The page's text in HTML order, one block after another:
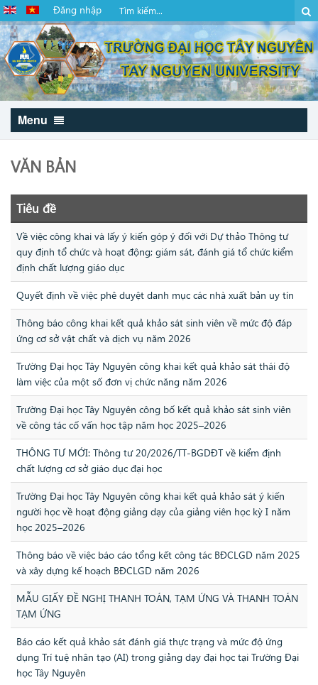
Đăng nhập
Menu
VĂN BẢN
Tiêu đề
Về việc công khai và lấy ý kiến góp ý đối với Dự thảo Thông tư
quy định tổ chức và hoạt động; giám sát, đánh giá tổ chức kiểm
định chất lượng giáo dục
Quyết định về việc phê duyệt danh mục các nhà xuất bản uy tín
Thông báo công khai kết quả khảo sát sinh viên về mức độ đáp
ứng cơ sở vật chất và dịch vụ năm 2026
Trường Đại học Tây Nguyên công khai kết quả khảo sát thái độ
làm việc của một số đơn vị chức năng năm 2026
Trường Đại học Tây Nguyên công bố kết quả khảo sát sinh viên
về công tác cố vấn học tập năm học 2025–2026
THÔNG TƯ MỚI: Thông tư 20/2026/TT-BGDĐT về kiểm định
chất lượng cơ sở giáo dục đại học
Trường Đại học Tây Nguyên công khai kết quả khảo sát ý kiến
người học về hoạt động giảng dạy của giảng viên học kỳ I năm
học 2025–2026
Thông báo về việc báo cáo tổng kết công tác BĐCLGD năm 2025
và xây dựng kế hoạch BĐCLGD năm 2026
MẪU GIẤY ĐỀ NGHỊ THANH TOÁN, TẠM ỨNG VÀ THANH TOÁN
TẠM ỨNG
Báo cáo kết quả khảo sát đánh giá thực trạng và mức độ ứng
dụng Trí tuệ nhân tạo (AI) trong giảng dạy đại học tại Trường Đại
học Tây Nguyên